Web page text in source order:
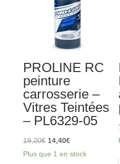
PROLINE RC
peinture
carrosserie –
Vitres Teintées
– PL6329-05
19,20€ Le
prix
14,40€Le
prix
Plus que 1 en stock